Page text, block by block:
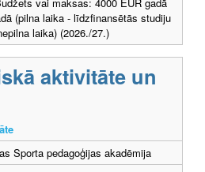
vai maksas: 4000 EUR gadā
(pilna laika - līdzfinansētās studiju
laika) (2026./27.)
aktivitāte un
Sporta pedagoģijas akadēmija